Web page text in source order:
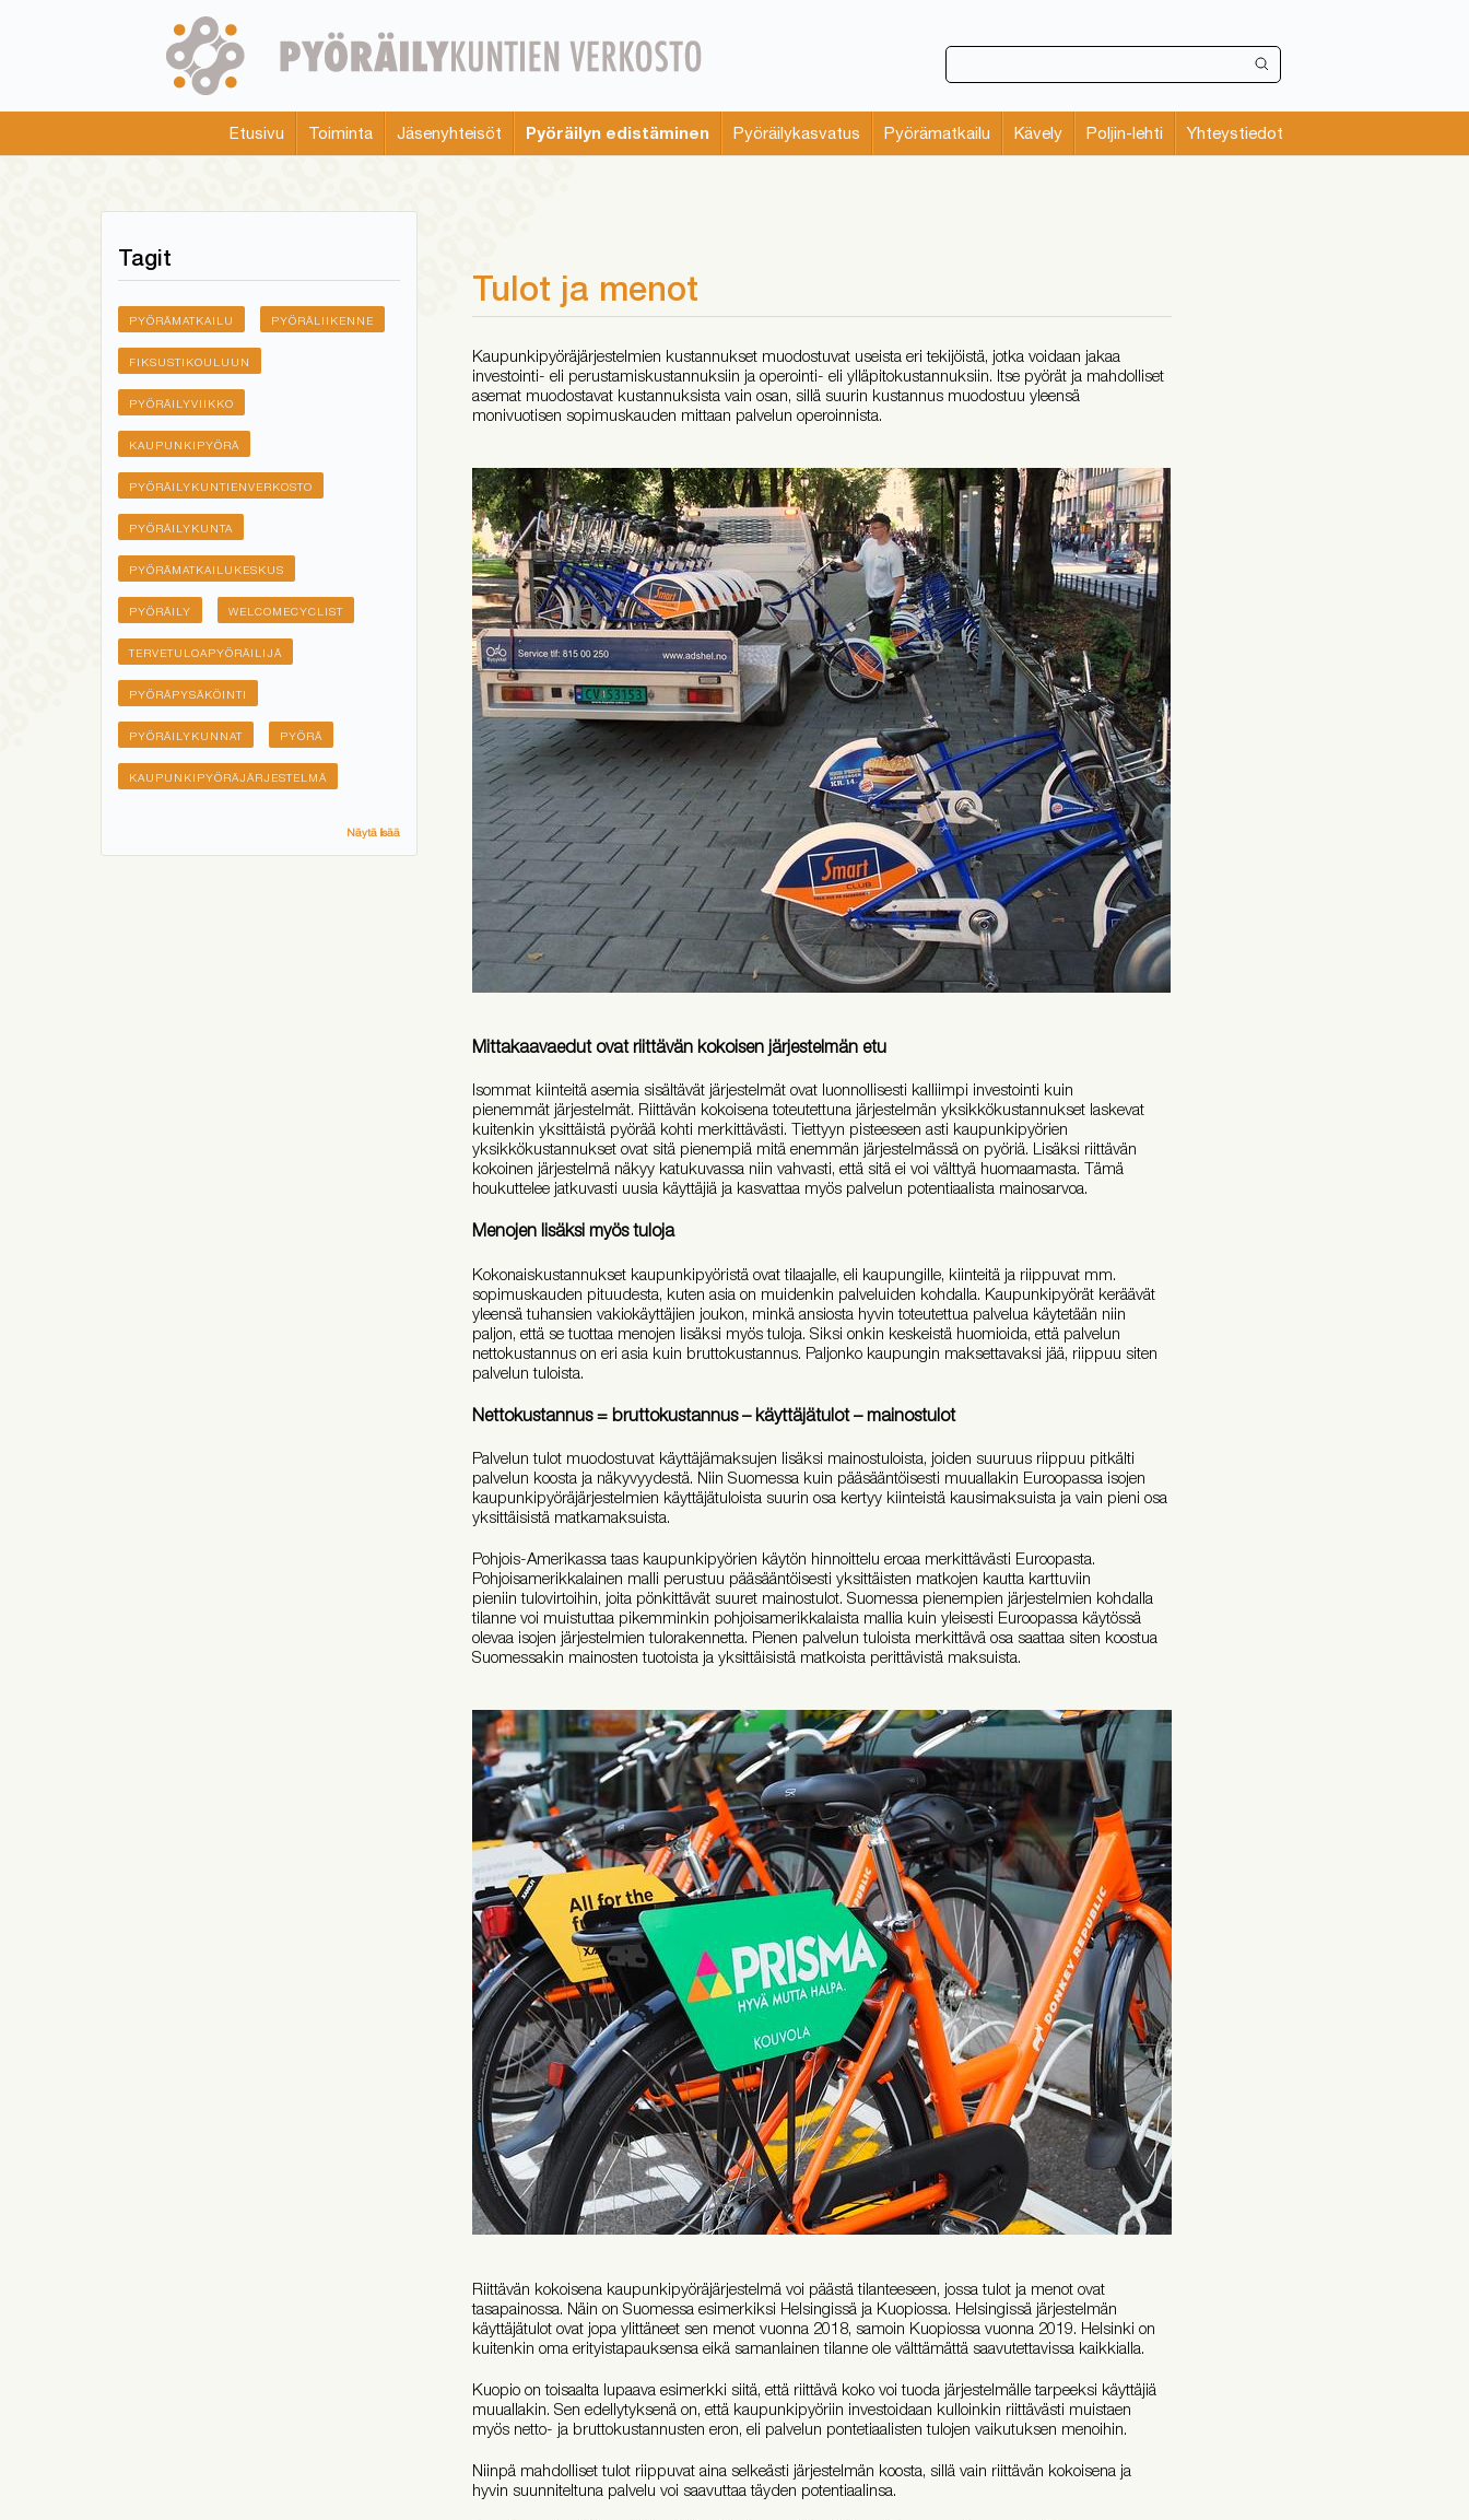
menu
Etusivu Toiminta Jäsenyhteisöt Pyöräilyn edistäminen Pyöräilykasvatus Pyörämatkailu Kävely Poljin-lehti Yhteystiedot
Tagit
PYÖRÄMATKAILU PYÖRÄLIIKENNE
FIKSUSTIKOULUUN
PYÖRÄILYVIIKKO
KAUPUNKIPYÖRÄ
PYÖRÄILYKUNTIENVERKOSTO
PYÖRÄILYKUNTA
PYÖRÄMATKAILUKESKUS
PYÖRÄILY WELCOMECYCLIST
TERVETULOAPYÖRÄILIJÄ
PYÖRÄPYSÄKÖINTI
PYÖRÄILYKUNNAT PYÖRÄ
KAUPUNKIPYÖRÄJÄRJESTELMÄ
Näytä lisää
Tulot ja menot
Kaupunkipyöräjärjestelmien kustannukset muodostuvat useista eri tekijöistä, jotka voidaan jakaa
investointi- eli perustamiskustannuksiin ja operointi- eli ylläpitokustannuksiin. Itse pyörät ja mahdolliset
asemat muodostavat kustannuksista vain osan, sillä suurin kustannus muodostuu yleensä
monivuotisen sopimuskauden mittaan palvelun operoinnista.
Mittakaavaedut ovat riittävän kokoisen järjestelmän etu
Isommat kiinteitä asemia sisältävät järjestelmät ovat luonnollisesti kalliimpi investointi kuin
pienemmät järjestelmät. Riittävän kokoisena toteutettuna järjestelmän yksikkökustannukset laskevat
kuitenkin yksittäistä pyörää kohti merkittävästi. Tiettyyn pisteeseen asti kaupunkipyörien
yksikkökustannukset ovat sitä pienempiä mitä enemmän järjestelmässä on pyöriä. Lisäksi riittävän
kokoinen järjestelmä näkyy katukuvassa niin vahvasti, että sitä ei voi välttyä huomaamasta. Tämä
houkuttelee jatkuvasti uusia käyttäjiä ja kasvattaa myös palvelun potentiaalista mainosarvoa.
Menojen lisäksi myös tuloja
Kokonaiskustannukset kaupunkipyöristä ovat tilaajalle, eli kaupungille, kiinteitä ja riippuvat mm.
sopimuskauden pituudesta, kuten asia on muidenkin palveluiden kohdalla. Kaupunkipyörät keräävät
yleensä tuhansien vakiokäyttäjien joukon, minkä ansiosta hyvin toteutettua palvelua käytetään niin
paljon, että se tuottaa menojen lisäksi myös tuloja. Siksi onkin keskeistä huomioida, että palvelun
nettokustannus on eri asia kuin bruttokustannus. Paljonko kaupungin maksettavaksi jää, riippuu siten
palvelun tuloista.
Nettokustannus = bruttokustannus – käyttäjätulot – mainostulot
Palvelun tulot muodostuvat käyttäjämaksujen lisäksi mainostuloista, joiden suuruus riippuu pitkälti
palvelun koosta ja näkyvyydestä. Niin Suomessa kuin pääsääntöisesti muuallakin Euroopassa isojen
kaupunkipyöräjärjestelmien käyttäjätuloista suurin osa kertyy kiinteistä kausimaksuista ja vain pieni osa
yksittäisistä matkamaksuista.
Pohjois-Amerikassa taas kaupunkipyörien käytön hinnoittelu eroaa merkittävästi Euroopasta.
Pohjoisamerikkalainen malli perustuu pääsääntöisesti yksittäisten matkojen kautta karttuviin
pieniin tulovirtoihin, joita pönkittävät suuret mainostulot. Suomessa pienempien järjestelmien kohdalla
tilanne voi muistuttaa pikemminkin pohjoisamerikkalaista mallia kuin yleisesti Euroopassa käytössä
olevaa isojen järjestelmien tulorakennetta. Pienen palvelun tuloista merkittävä osa saattaa siten koostua
Suomessakin mainosten tuotoista ja yksittäisistä matkoista perittävistä maksuista.
Riittävän kokoisena kaupunkipyöräjärjestelmä voi päästä tilanteeseen, jossa tulot ja menot ovat
tasapainossa. Näin on Suomessa esimerkiksi Helsingissä ja Kuopiossa. Helsingissä järjestelmän
käyttäjätulot ovat jopa ylittäneet sen menot vuonna 2018, samoin Kuopiossa vuonna 2019. Helsinki on
kuitenkin oma erityistapauksensa eikä samanlainen tilanne ole välttämättä saavutettavissa kaikkialla.
Kuopio on toisaalta lupaava esimerkki siitä, että riittävä koko voi tuoda järjestelmälle tarpeeksi käyttäjiä
muuallakin. Sen edellytyksenä on, että kaupunkipyöriin investoidaan kulloinkin riittävästi muistaen
myös netto- ja bruttokustannusten eron, eli palvelun pontetiaalisten tulojen vaikutuksen menoihin.
Niinpä mahdolliset tulot riippuvat aina selkeästi järjestelmän koosta, sillä vain riittävän kokoisena ja
hyvin suunniteltuna palvelu voi saavuttaa täyden potentiaalinsa.